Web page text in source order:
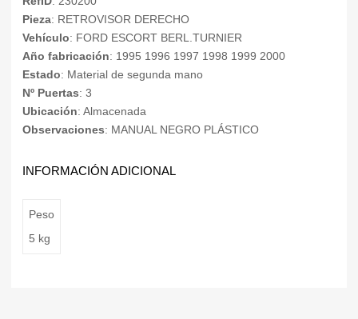
Pieza: RETROVISOR DERECHO
Vehículo: FORD ESCORT BERL.TURNIER
Año fabricación: 1995 1996 1997 1998 1999 2000
Estado: Material de segunda mano
Nº Puertas: 3
Ubicación: Almacenada
Observaciones: MANUAL NEGRO PLÁSTICO
INFORMACIÓN ADICIONAL
Peso
5 kg